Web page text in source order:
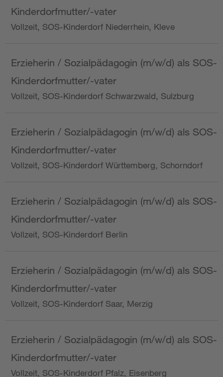
Kinderdorfmutter/-vater
Vollzeit, SOS-Kinderdorf Niederrhein, Kleve
Erzieherin / Sozialpädagogin (m/w/d) als SOS-
Kinderdorfmutter/-vater
Vollzeit, SOS-Kinderdorf Schwarzwald, Sulzburg
Erzieherin / Sozialpädagogin (m/w/d) als SOS-
Kinderdorfmutter/-vater
Vollzeit, SOS-Kinderdorf Württemberg, Schorndorf
Erzieherin / Sozialpädagogin (m/w/d) als SOS-
Kinderdorfmutter/-vater
Vollzeit, SOS-Kinderdorf Berlin
Erzieherin / Sozialpädagogin (m/w/d) als SOS-
Kinderdorfmutter/-vater
Vollzeit, SOS-Kinderdorf Saar, Merzig
Erzieherin / Sozialpädagogin (m/w/d) als SOS-
Kinderdorfmutter/-vater
Vollzeit, SOS-Kinderdorf Pfalz, Eisenberg